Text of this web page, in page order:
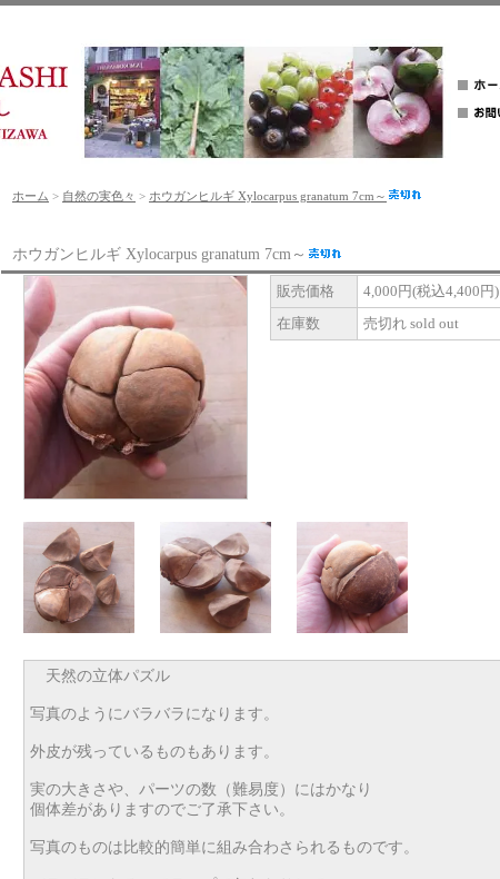
ホーム > 自然の実色々 > ホウガンヒルギ Xylocarpus granatum 7cm～
ホウガンヒルギ Xylocarpus granatum 7cm～
販売価格
4,000円(税込4,400円)
在庫数
売切れ sold out
天然の立体パズル
写真のようにバラバラになります。
外皮が残っているものもあります。
実の大きさや、パーツの数（難易度）にはかなり
個体差がありますのでご了承下さい。
写真のものは比較的簡単に組み合わさられるものです。